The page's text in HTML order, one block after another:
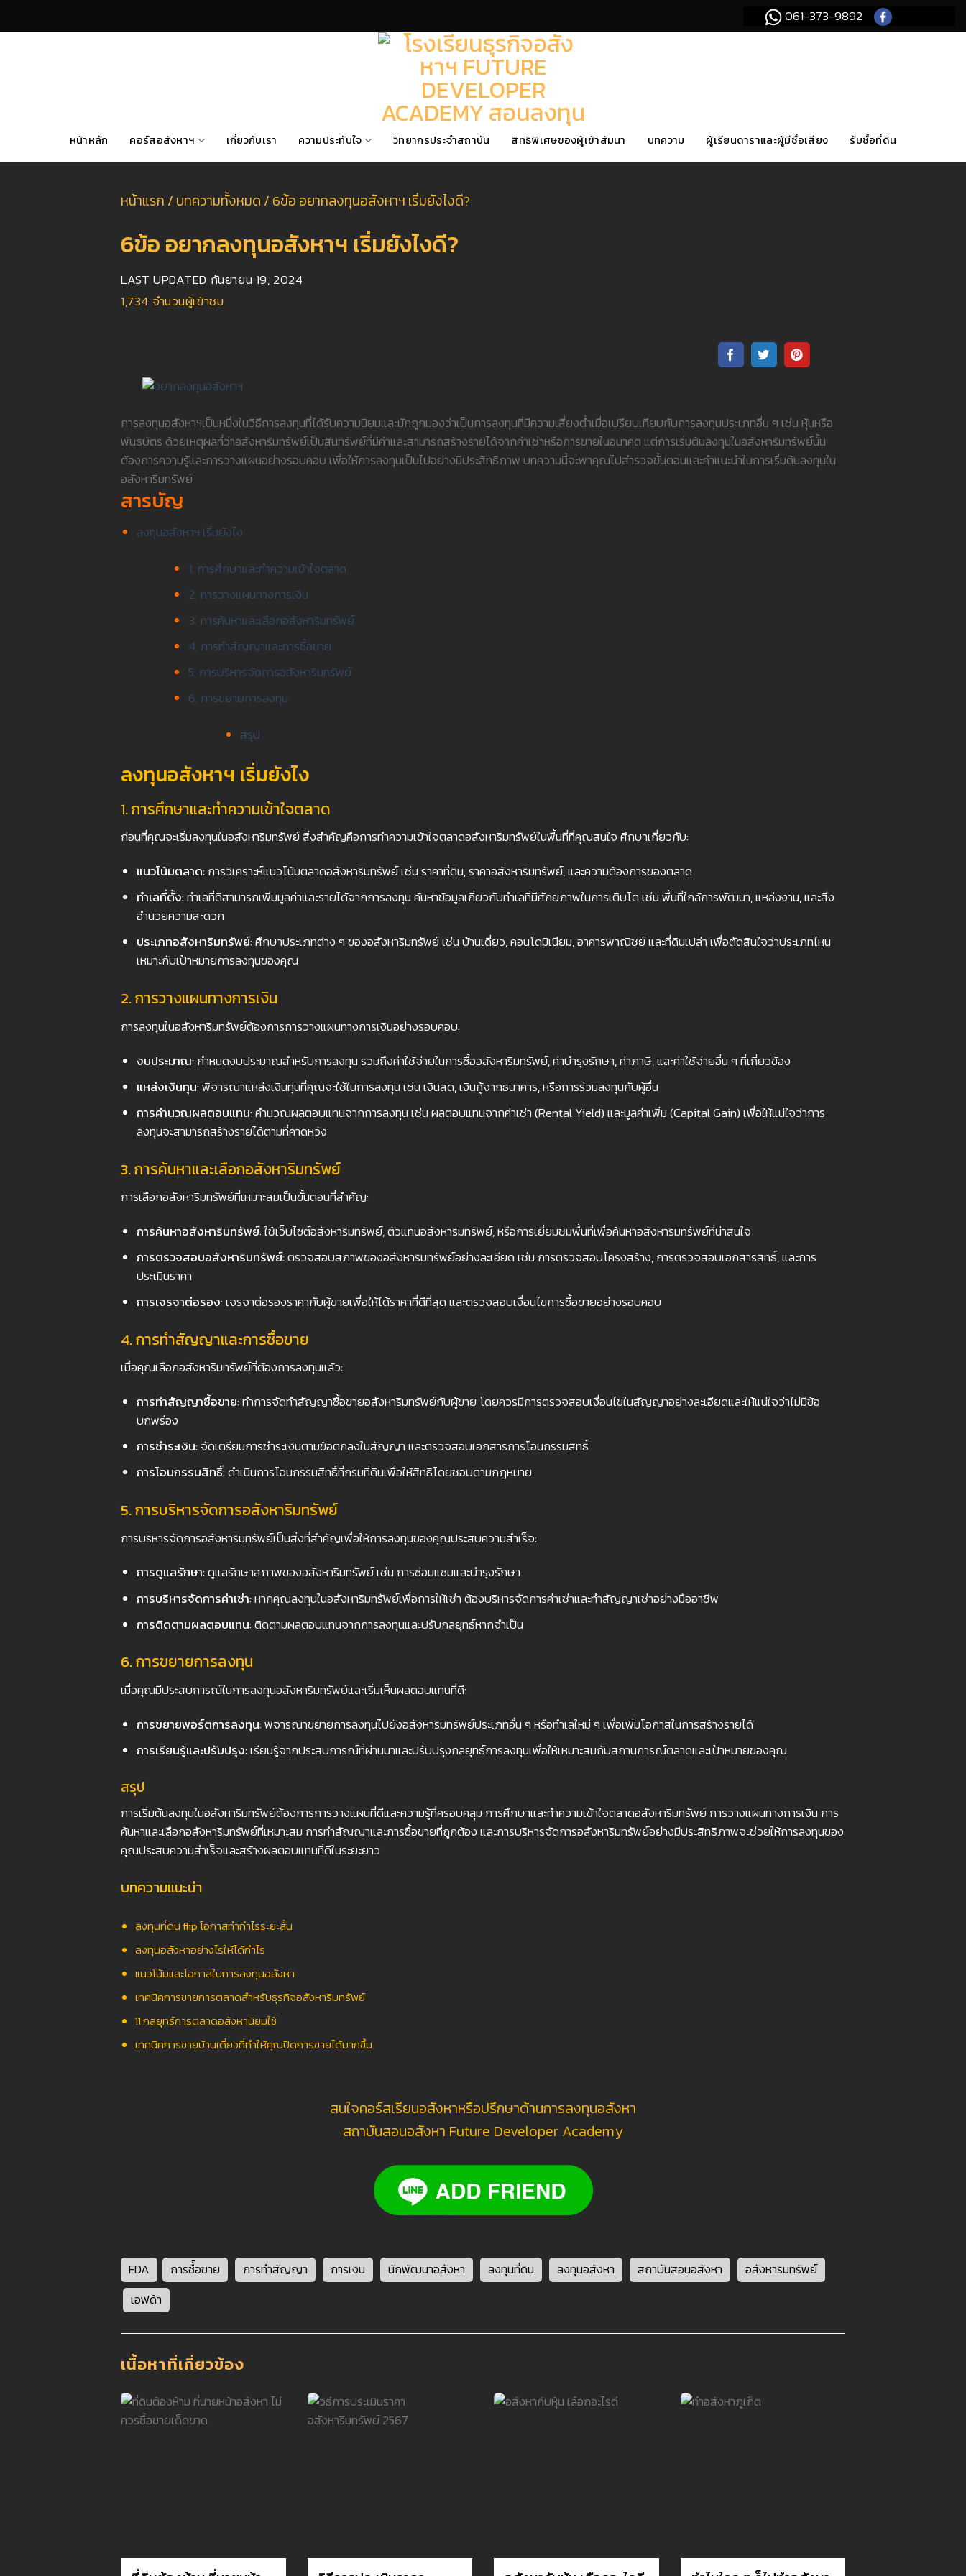
061-373-9892
หน้าหลัก คอร์สอสังหาฯ เกี่ยวกับเรา ความประทับใจ วิทยากรประจำสถาบัน สิทธิพิเศษของผู้เข้าสัมนา บทความ ผู้เรียนดาราและผู้มีชื่อเสียง รับซื้อที่ดิน
หน้าแรก / บทความทั้งหมด / 6ข้อ อยากลงทุนอสังหาฯ เริ่มยังไงดี?
6ข้อ อยากลงทุนอสังหาฯ เริ่มยังไงดี?
LAST UPDATED กันยายน 19, 2024
1,734 จำนวนผู้เข้าชม
การลงทุนอสังหาฯเป็นหนึ่งในวิธีการลงทุนที่ได้รับความนิยมและมักถูกมองว่าเป็นการลงทุนที่มีความเสี่ยงต่ำเมื่อเปรียบเทียบกับการลงทุนประเภทอื่น ๆ เช่น หุ้นหรือ
พันธบัตร ด้วยเหตุผลที่ว่าอสังหาริมทรัพย์เป็นสินทรัพย์ที่มีค่าและสามารถสร้างรายได้จากค่าเช่าหรือการขายในอนาคต แต่การเริ่มต้นลงทุนในอสังหาริมทรัพย์นั้น
ต้องการความรู้และการวางแผนอย่างรอบคอบ เพื่อให้การลงทุนเป็นไปอย่างมีประสิทธิภาพ บทความนี้จะพาคุณไปสำรวจขั้นตอนและคำแนะนำในการเริ่มต้นลงทุนใน
อสังหาริมทรัพย์
สารบัญ
ลงทุนอสังหาฯ เริ่มยังไง
1. การศึกษาและทำความเข้าใจตลาด
2. การวางแผนทางการเงิน
3. การค้นหาและเลือกอสังหาริมทรัพย์
4. การทำสัญญาและการซื้อขาย
5. การบริหารจัดการอสังหาริมทรัพย์
6. การขยายการลงทุน
สรุป
ลงทุนอสังหาฯ เริ่มยังไง
1. การศึกษาและทำความเข้าใจตลาด
ก่อนที่คุณจะเริ่มลงทุนในอสังหาริมทรัพย์ สิ่งสำคัญคือการทำความเข้าใจตลาดอสังหาริมทรัพย์ในพื้นที่ที่คุณสนใจ ศึกษาเกี่ยวกับ:
แนวโน้มตลาด: การวิเคราะห์แนวโน้มตลาดอสังหาริมทรัพย์ เช่น ราคาที่ดิน, ราคาอสังหาริมทรัพย์, และความต้องการของตลาด
ทำเลที่ตั้ง: ทำเลที่ดีสามารถเพิ่มมูลค่าและรายได้จากการลงทุน ค้นหาข้อมูลเกี่ยวกับทำเลที่มีศักยภาพในการเติบโต เช่น พื้นที่ใกล้การพัฒนา, แหล่งงาน, และสิ่ง
อำนวยความสะดวก
ประเภทอสังหาริมทรัพย์: ศึกษาประเภทต่าง ๆ ของอสังหาริมทรัพย์ เช่น บ้านเดี่ยว, คอนโดมิเนียม, อาคารพาณิชย์ และที่ดินเปล่า เพื่อตัดสินใจว่าประเภทไหน
เหมาะกับเป้าหมายการลงทุนของคุณ
2. การวางแผนทางการเงิน
การลงทุนในอสังหาริมทรัพย์ต้องการการวางแผนทางการเงินอย่างรอบคอบ:
งบประมาณ: กำหนดงบประมาณสำหรับการลงทุน รวมถึงค่าใช้จ่ายในการซื้ออสังหาริมทรัพย์, ค่าบำรุงรักษา, ค่าภาษี, และค่าใช้จ่ายอื่น ๆ ที่เกี่ยวข้อง
แหล่งเงินทุน: พิจารณาแหล่งเงินทุนที่คุณจะใช้ในการลงทุน เช่น เงินสด, เงินกู้จากธนาคาร, หรือการร่วมลงทุนกับผู้อื่น
การคำนวณผลตอบแทน: คำนวณผลตอบแทนจากการลงทุน เช่น ผลตอบแทนจากค่าเช่า (Rental Yield) และมูลค่าเพิ่ม (Capital Gain) เพื่อให้แน่ใจว่าการ
ลงทุนจะสามารถสร้างรายได้ตามที่คาดหวัง
3. การค้นหาและเลือกอสังหาริมทรัพย์
การเลือกอสังหาริมทรัพย์ที่เหมาะสมเป็นขั้นตอนที่สำคัญ:
การค้นหาอสังหาริมทรัพย์: ใช้เว็บไซต์อสังหาริมทรัพย์, ตัวแทนอสังหาริมทรัพย์, หรือการเยี่ยมชมพื้นที่เพื่อค้นหาอสังหาริมทรัพย์ที่น่าสนใจ
การตรวจสอบอสังหาริมทรัพย์: ตรวจสอบสภาพของอสังหาริมทรัพย์อย่างละเอียด เช่น การตรวจสอบโครงสร้าง, การตรวจสอบเอกสารสิทธิ์, และการ
ประเมินราคา
การเจรจาต่อรอง: เจรจาต่อรองราคากับผู้ขายเพื่อให้ได้ราคาที่ดีที่สุด และตรวจสอบเงื่อนไขการซื้อขายอย่างรอบคอบ
4. การทำสัญญาและการซื้อขาย
เมื่อคุณเลือกอสังหาริมทรัพย์ที่ต้องการลงทุนแล้ว:
การทำสัญญาซื้อขาย: ทำการจัดทำสัญญาซื้อขายอสังหาริมทรัพย์กับผู้ขาย โดยควรมีการตรวจสอบเงื่อนไขในสัญญาอย่างละเอียดและให้แน่ใจว่าไม่มีข้อ
บกพร่อง
การชำระเงิน: จัดเตรียมการชำระเงินตามข้อตกลงในสัญญา และตรวจสอบเอกสารการโอนกรรมสิทธิ์
การโอนกรรมสิทธิ์: ดำเนินการโอนกรรมสิทธิ์ที่กรมที่ดินเพื่อให้สิทธิโดยชอบตามกฎหมาย
5. การบริหารจัดการอสังหาริมทรัพย์
การบริหารจัดการอสังหาริมทรัพย์เป็นสิ่งที่สำคัญเพื่อให้การลงทุนของคุณประสบความสำเร็จ:
การดูแลรักษา: ดูแลรักษาสภาพของอสังหาริมทรัพย์ เช่น การซ่อมแซมและบำรุงรักษา
การบริหารจัดการค่าเช่า: หากคุณลงทุนในอสังหาริมทรัพย์เพื่อการให้เช่า ต้องบริหารจัดการค่าเช่าและทำสัญญาเช่าอย่างมืออาชีพ
การติดตามผลตอบแทน: ติดตามผลตอบแทนจากการลงทุนและปรับกลยุทธ์หากจำเป็น
6. การขยายการลงทุน
เมื่อคุณมีประสบการณ์ในการลงทุนอสังหาริมทรัพย์และเริ่มเห็นผลตอบแทนที่ดี:
การขยายพอร์ตการลงทุน: พิจารณาขยายการลงทุนไปยังอสังหาริมทรัพย์ประเภทอื่น ๆ หรือทำเลใหม่ ๆ เพื่อเพิ่มโอกาสในการสร้างรายได้
การเรียนรู้และปรับปรุง: เรียนรู้จากประสบการณ์ที่ผ่านมาและปรับปรุงกลยุทธ์การลงทุนเพื่อให้เหมาะสมกับสถานการณ์ตลาดและเป้าหมายของคุณ
สรุป
การเริ่มต้นลงทุนในอสังหาริมทรัพย์ต้องการการวางแผนที่ดีและความรู้ที่ครอบคลุม การศึกษาและทำความเข้าใจตลาดอสังหาริมทรัพย์ การวางแผนทางการเงิน การ
ค้นหาและเลือกอสังหาริมทรัพย์ที่เหมาะสม การทำสัญญาและการซื้อขายที่ถูกต้อง และการบริหารจัดการอสังหาริมทรัพย์อย่างมีประสิทธิภาพจะช่วยให้การลงทุนของ
คุณประสบความสำเร็จและสร้างผลตอบแทนที่ดีในระยะยาว
บทความแนะนำ
ลงทุนที่ดิน flip โอกาสทำกำไรระยะสั้น
ลงทุนอสังหาอย่างไรให้ได้กำไร
แนวโน้มและโอกาสในการลงทุนอสังหา
เทคนิคการขายการตลาดสำหรับธุรกิจอสังหาริมทรัพย์
11 กลยุทธ์การตลาดอสังหานิยมใช้
เทคนิคการขายบ้านเดี่ยวที่ทำให้คุณปิดการขายได้มากขึ้น
สนใจคอร์สเรียนอสังหาหรือปรึกษาด้านการลงทุนอสังหา
สถาบันสอนอสังหา Future Developer Academy
FDA การซื้้อขาย การทำสัญญา การเงิน นักพัฒนาอสังหา ลงทุนที่ดิน ลงทุนอสังหา สถาบันสอนอสังหา
อสังหาริมทรัพย์
เอฟด้า
เนื้อหาที่เกี่ยวข้อง